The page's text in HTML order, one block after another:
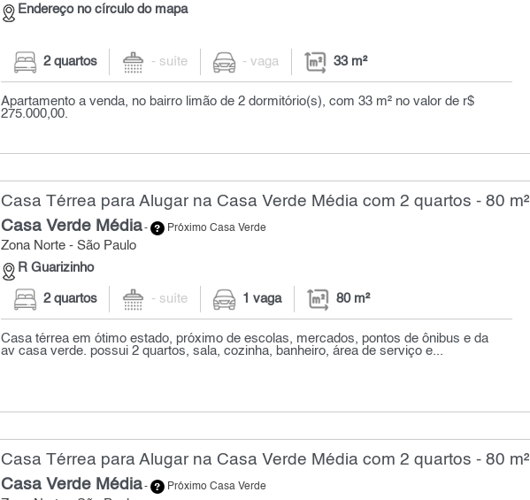
Endereço no círculo do mapa
2 quartos - suíte - vaga 33 m²
Apartamento a venda, no bairro limão de 2 dormitório(s), com 33 m² no valor de r$
275.000,00.
Casa Térrea para Alugar na Casa Verde Média com 2 quartos - 80 m²
Casa Verde Média- Próximo Casa Verde
Zona Norte - São Paulo
R Guarizinho
2 quartos - suíte 1 vaga 80 m²
Casa térrea em ótimo estado, próximo de escolas, mercados, pontos de ônibus e da
av casa verde. possui 2 quartos, sala, cozinha, banheiro, área de serviço e...
Casa Térrea para Alugar na Casa Verde Média com 2 quartos - 80 m²
Casa Verde Média- Próximo Casa Verde